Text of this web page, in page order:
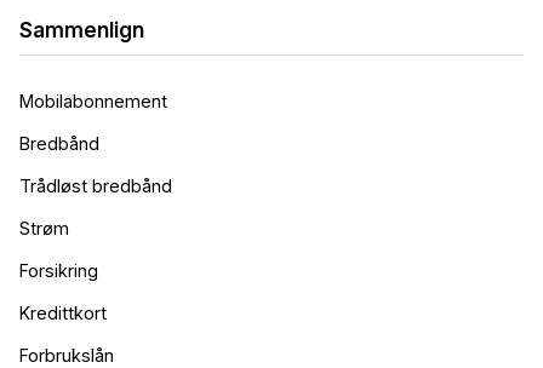
Sammenlign
Mobilabonnement
Bredbånd
Trådløst bredbånd
Strøm
Forsikring
Kredittkort
Forbrukslån